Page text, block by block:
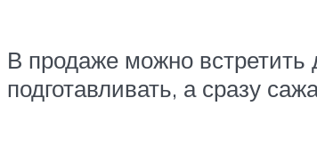
В продаже можно
подготавливать, а сразу